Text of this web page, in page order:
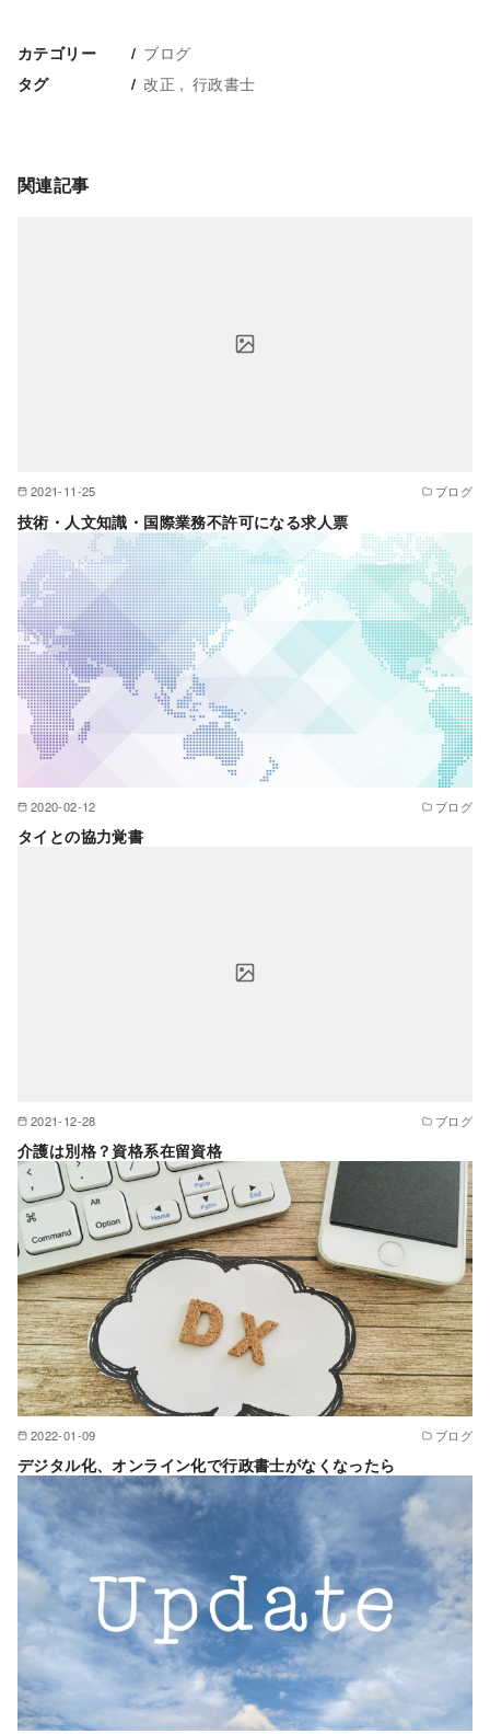
カテゴリー ブログ
タグ 改正 行政書士
関連記事
2021-11-25 ブログ
技術・人文知識・国際業務不許可になる求人票
2020-02-12 ブログ
タイとの協力覚書
2021-12-28 ブログ
介護は別格？資格系在留資格
2022-01-09 ブログ
デジタル化、オンライン化で行政書士がなくなったら